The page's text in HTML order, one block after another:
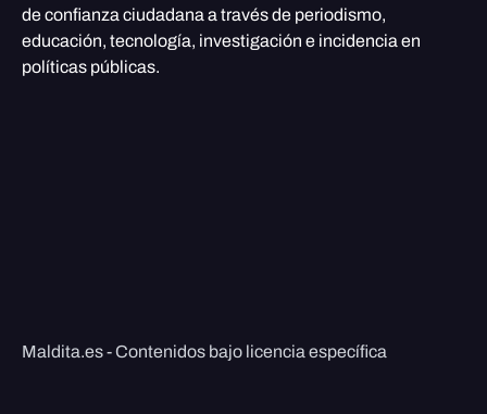
de confianza ciudadana a través de periodismo,
educación, tecnología, investigación e incidencia en
políticas públicas.
Maldita.es - Contenidos bajo licencia específica